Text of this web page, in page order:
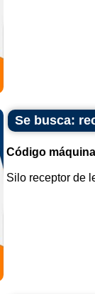
Se busca:
Código
Silo receptor de